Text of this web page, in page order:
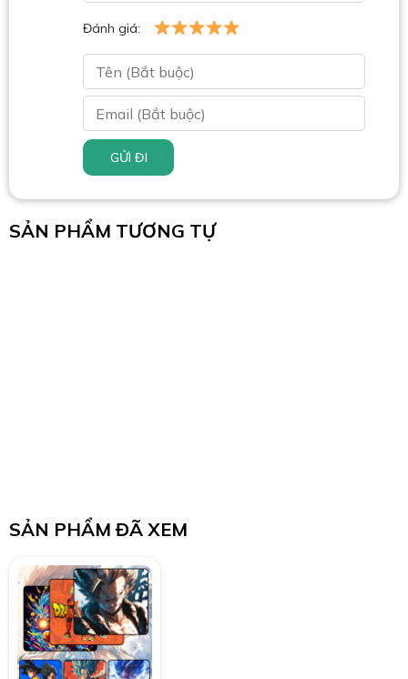
Đánh giá:
GỬI ĐI
SẢN PHẨM TƯƠNG TỰ
SẢN PHẨM ĐÃ XEM